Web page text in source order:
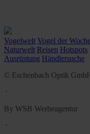
Vogelwelt Vogel der
Naturwelt Reisen Hotspots
Ausrüstung Händlersuche
© Eschenbach Optik
᛫
By WSB Werbeagentur
᛫